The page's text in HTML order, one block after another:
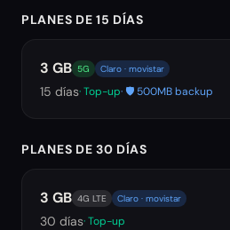
PLANES DE 15 DÍAS
3 GB 5G Claro · movistar
15 días· Top-up· 🛡️ 500MB backup
PLANES DE 30 DÍAS
3 GB 4G LTE Claro · movistar
30 días· Top-up